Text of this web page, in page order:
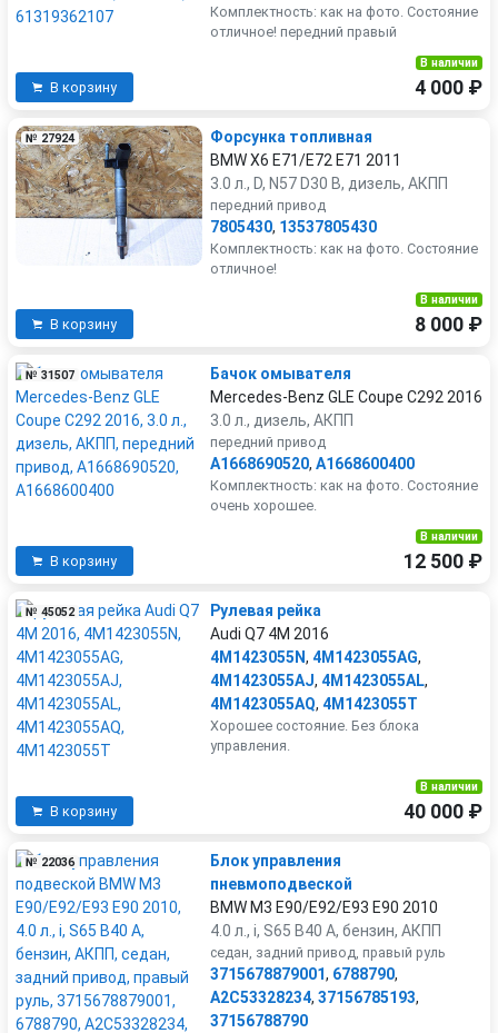
Комплектность: как на фото. Состояние
отличное! передний правый
В корзину
В наличии
4 000 ₽
№ 27924
Форсунка топливная
BMW X6 E71/E72 E71 2011
3.0 л., D, N57 D30 B, дизель, АКПП
передний привод
7805430, 13537805430
Комплектность: как на фото. Состояние
отличное!
В корзину
В наличии
8 000 ₽
№ 31507
Бачок омывателя
Mercedes-Benz GLE Coupe C292 2016
3.0 л., дизель, АКПП
передний привод
A1668690520, A1668600400
Комплектность: как на фото. Состояние
очень хорошее.
В корзину
В наличии
12 500 ₽
№ 45052
Рулевая рейка
Audi Q7 4M 2016
4M1423055N, 4M1423055AG,
4M1423055AJ, 4M1423055AL,
4M1423055AQ, 4M1423055T
Хорошее состояние. Без блока
управления.
В корзину
В наличии
40 000 ₽
№ 22036
Блок управления
пневмоподвеской
BMW M3 E90/E92/E93 E90 2010
4.0 л., i, S65 B40 A, бензин, АКПП
седан, задний привод, правый руль
3715678879001, 6788790,
A2C53328234, 37156785193,
37156788790